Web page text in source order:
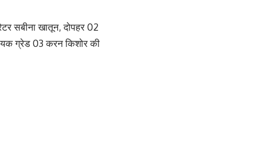
सबीना खातून, दोपहर 02
ग्रेड 03 करन किशोर की